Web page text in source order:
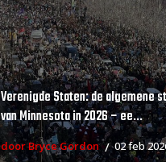
Verenigde Staten: de algemene
van Minnesota in 2026 – ee...
door Bryce Gordon 02 feb